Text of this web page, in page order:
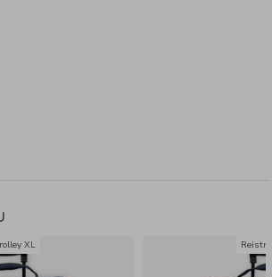
XL
x 24 cm
mooi weggewerkt in vakje met
aan de onderzijde en achterzijde
twee handige wielen
D materiaal
XL